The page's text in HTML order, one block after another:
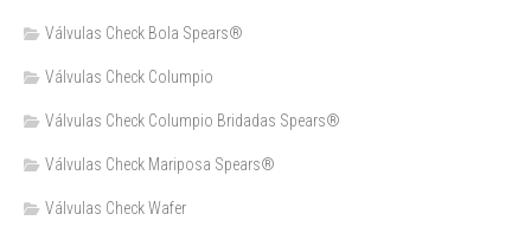
Válvulas Check Bola Spears®
Válvulas Check Columpio
Válvulas Check Columpio Bridadas Spears®
Válvulas Check Mariposa Spears®
Válvulas Check Wafer